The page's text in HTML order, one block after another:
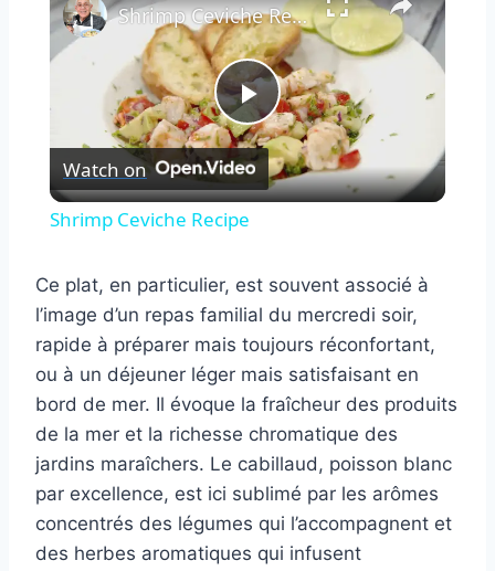
Play
Video
Shrimp Ceviche Recipe
Watch on
Shrimp Ceviche Recipe
Ce plat, en particulier, est souvent associé à
l’image d’un repas familial du mercredi soir,
rapide à préparer mais toujours réconfortant,
ou à un déjeuner léger mais satisfaisant en
bord de mer. Il évoque la fraîcheur des produits
de la mer et la richesse chromatique des
jardins maraîchers. Le cabillaud, poisson blanc
par excellence, est ici sublimé par les arômes
concentrés des légumes qui l’accompagnent et
des herbes aromatiques qui infusent